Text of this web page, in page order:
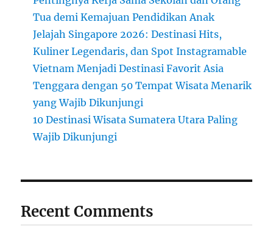
Tua demi Kemajuan Pendidikan Anak
Jelajah Singapore 2026: Destinasi Hits,
Kuliner Legendaris, dan Spot Instagramable
Vietnam Menjadi Destinasi Favorit Asia
Tenggara dengan 50 Tempat Wisata Menarik
yang Wajib Dikunjungi
10 Destinasi Wisata Sumatera Utara Paling
Wajib Dikunjungi
Recent Comments